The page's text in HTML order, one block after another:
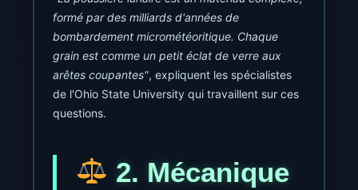
formé par des milliards d'années de
bombardement micrométéoritique. Chaque
grain est comme un petit éclat de verre aux
arêtes coupantes", expliquent les spécialistes
de l'Ohio State University qui travaillent sur ces
questions.
2. Mécanique